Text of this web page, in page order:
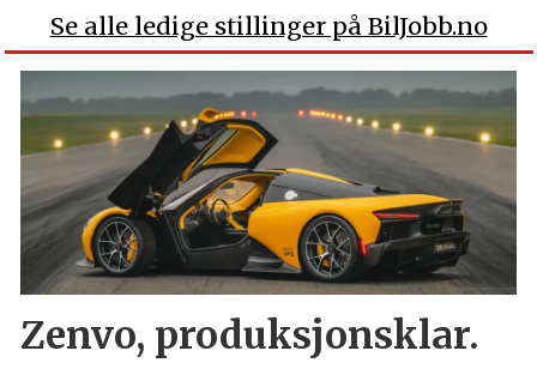
Se alle ledige stillinger på BilJobb.no
Zenvo, produksjonsklar.